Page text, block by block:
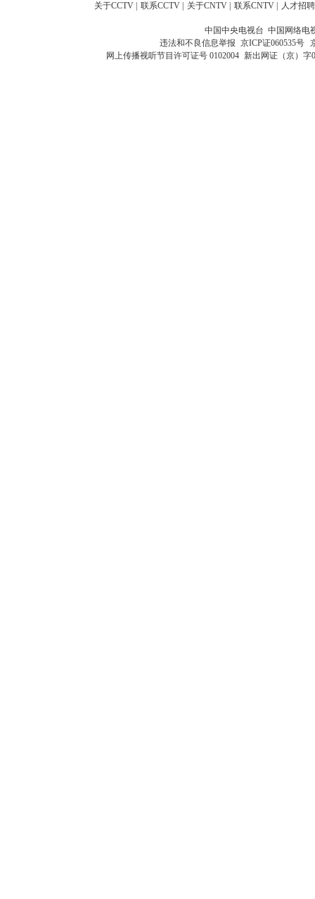
关于CCTV 联系CCTV 关于CNTV 联系CNTV 人才招聘
中国中央电视台 中国网络电
违法和不良信息举报 京ICP证060535号
网上传播视听节目许可证号 0102004 新出网证（京）